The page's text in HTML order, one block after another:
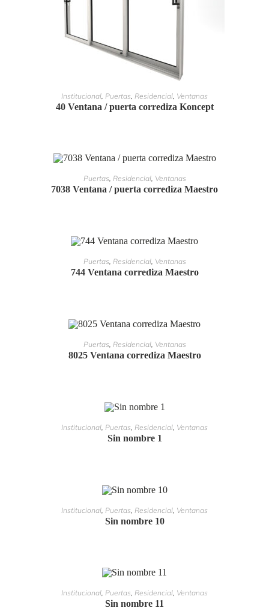
LEER MÁS
Institucional Puertas Residencial Ventanas
40 Ventana / puerta corrediza Koncept
LEER MÁS
Puertas, Residencial, Ventanas
7038 Ventana / puerta corrediza Maestro
LEER MÁS
Puertas, Residencial, Ventanas
744 Ventana corrediza Maestro
LEER MÁS
Puertas Residencial, Ventanas
8025 Ventana corrediza Maestro
LEER MÁS
Institucional Puertas Residencial Ventanas
Sin nombre 1
LEER MÁS
Institucional Puertas Residencial Ventanas
Sin nombre 10
LEER MÁS
Institucional, Puertas, Residencial, Ventanas
Sin nombre 11